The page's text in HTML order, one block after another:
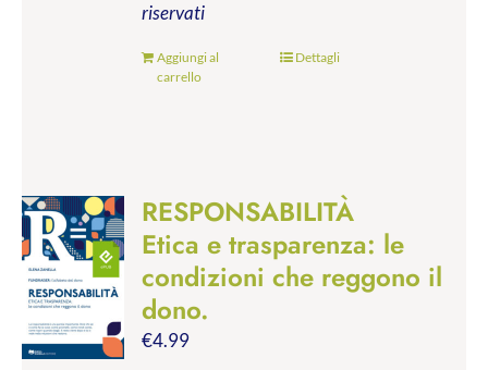
riservati
Aggiungi al
carrello
Dettagli
RESPONSABILITÀ
Etica e trasparenza: le
condizioni che reggono il
dono.
€4.99